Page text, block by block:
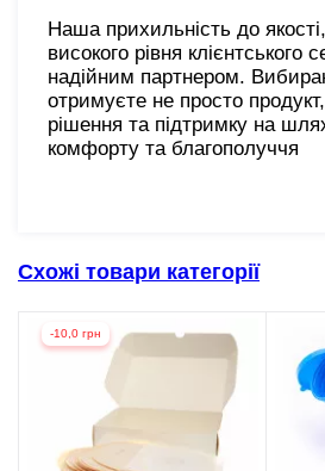
Наша прихильність до якості,
високого рівня клієнтського
надійним партнером.
отримуєте не просто
рішення та підтримку на
комфорту та благополуччя
Схожі товари категорії
-10,0 грн